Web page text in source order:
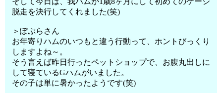
脱走を決行してくれました(笑)
＞ぽぷらさん
お年寄りハムのいつもと違う行動って、ホントびっくり
しますよね～。
そう言えば昨日行ったペットショップで、お腹丸出しに
して寝ているGハムがいました。
その子は単に暑かったようです(笑)